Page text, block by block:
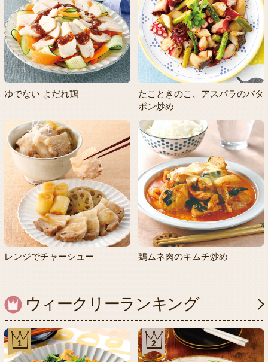
ゆでない よだれ鶏
たこときのこ、アスパラのバタ
ポン炒め
レンジでチャーシュー 鶏ムネ肉のキムチ炒め
ウィークリーランキング
1 2